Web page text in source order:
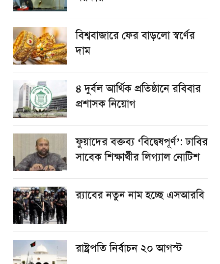
বিশ্ববাজারে ফের বাড়লো স্বর্ণের
দাম
৪ দুর্বল আর্থিক প্রতিষ্ঠানে রবিবার
প্রশাসক নিয়োগ
ফুয়াদের বক্তব্য ‘বিদ্বেষপূর্ণ’: ঢাবির
সাবেক শিক্ষার্থীর লিগ্যাল নোটিশ
র‌্যাবের নতুন নাম হচ্ছে এসআরবি
রাষ্ট্রপতি নির্বাচন ২০ আগস্ট